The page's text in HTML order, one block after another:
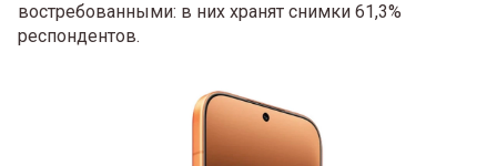
востребованными: в них хранят снимки 61,3%
респондентов.